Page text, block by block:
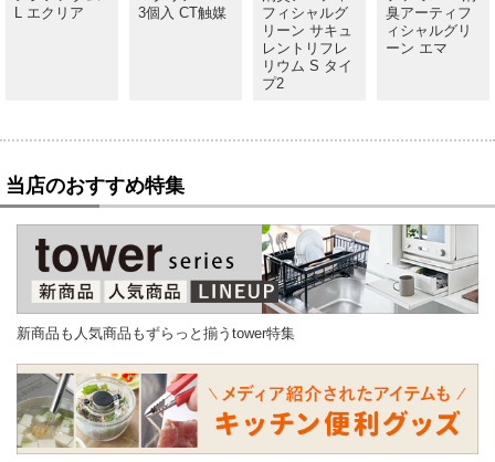
L エクリア
3個入 CT触媒
フィシャルグ
リーン サキュ
レントリフレ
リウム S タイ
プ2
臭アーティフ
ィシャルグリ
ーン エマ
当店のおすすめ特集
新商品も人気商品もずらっと揃うtower特集